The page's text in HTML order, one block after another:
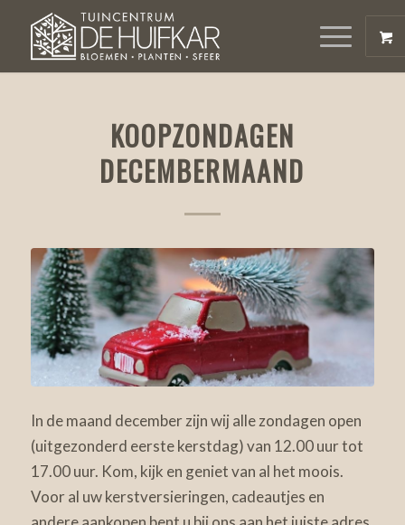
KOOPZONDAGEN
DECEMBERMAAND
In de maand december zijn wij alle zondagen open
(uitgezonderd eerste kerstdag) van 12.00 uur tot
17.00 uur. Kom, kijk en geniet van al het moois.
Voor al uw kerstversieringen, cadeautjes en